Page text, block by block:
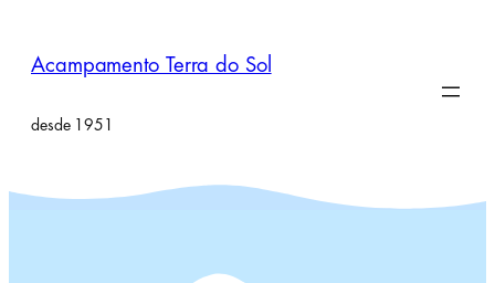
Acampamento Terra do Sol
desde 1951